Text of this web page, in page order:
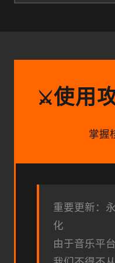
⚔️使用
掌握
重要更新：
化
由于音乐平